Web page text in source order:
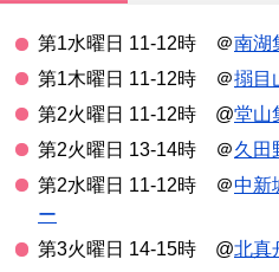
第1水曜日 11-12時 ＠南湖
第1木曜日 11-12時 ＠搦目
第2火曜日 11-12時 @堂山
第2火曜日 13-14時 ＠久田
第2水曜日 11-12時 ＠中新
ー
第3火曜日 14-15時 @北真